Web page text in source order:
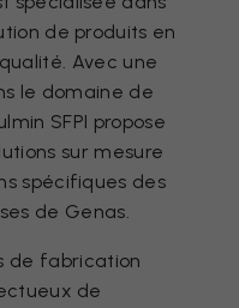
de produits en
Avec une
le domaine de
SFPI propose
sur mesure
spécifiques des
de Genas.
de fabrication
de